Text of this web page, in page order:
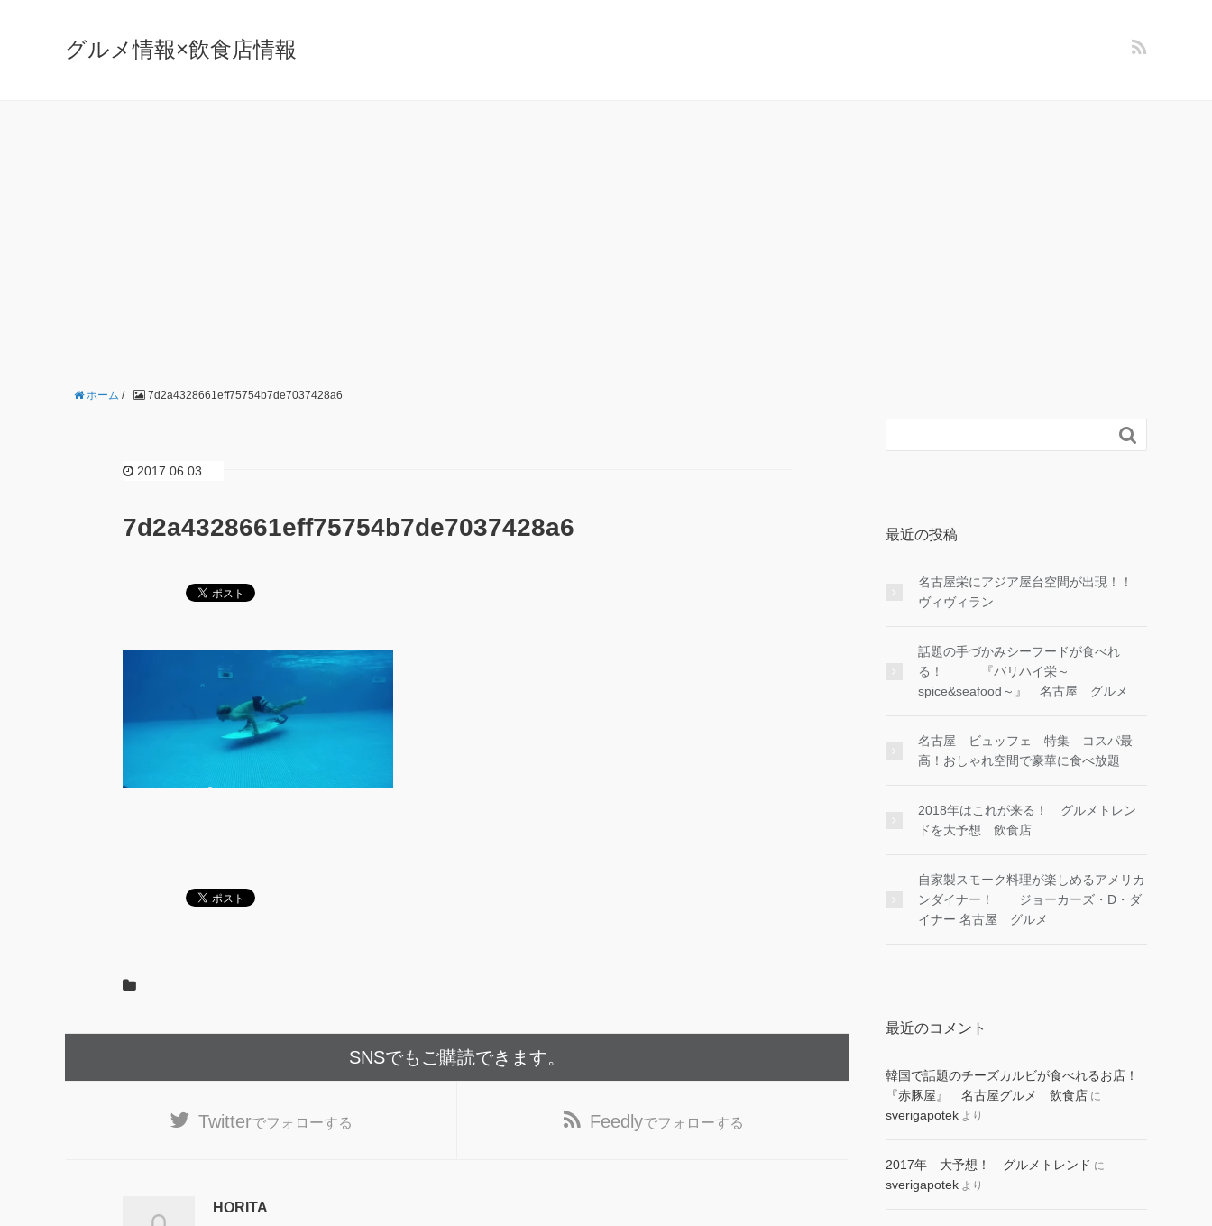
グルメ情報×飲食店情報
ホーム / 7d2a4328661eff75754b7de7037428a6
2017.06.03
7d2a4328661eff75754b7de7037428a6
SNSでもご購読できます。
Twitterでフォローする Feedlyでフォローする
HORITA

最近の投稿
名古屋栄にアジア屋台空間が出現！！
ヴィヴィラン
話題の手づかみシーフードが食べれ
る！ 『バリハイ栄～
spice&seafood～』 名古屋 グルメ
名古屋 ビュッフェ 特集 コスパ最
高！おしゃれ空間で豪華に食べ放題
2018年はこれが来る！ グルメトレン
ドを大予想 飲食店
自家製スモーク料理が楽しめるアメリカ
ンダイナー！ ジョーカーズ・D・ダ
イナー 名古屋 グルメ
最近のコメント
韓国で話題のチーズカルビが食べれるお店！
『赤豚屋』 名古屋グルメ 飲食店 に
sverigapotek より
2017年 大予想！ グルメトレンド に
sverigapotek より